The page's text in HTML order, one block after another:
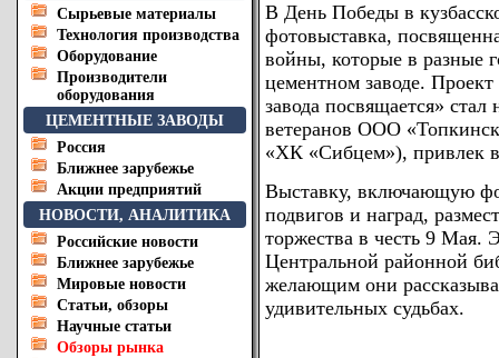
Сырьевые материалы
Технология производства
Оборудование
Производители
оборудования
ЦЕМЕНТНЫЕ ЗАВОДЫ
Россия
Ближнее зарубежье
Акции предприятий
НОВОСТИ, АНАЛИТИКА
Российские новости
Ближнее зарубежье
Мировые новости
Статьи, обзоры
Научные статьи
Обзоры рынка
В День Победы в
фотовыставка,
войны, которые в разные
цементном заводе.
завода посвящается»
ветеранов ООО
«ХК «Сибцем»), привлек
Выставку, включающую
подвигов и наград,
торжества в честь 9 Мая.
Центральной районной
желающим они
удивительных судьбах.